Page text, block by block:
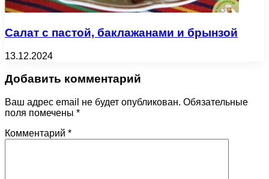
Салат с пастой, баклажанами и брынзой
13.12.2024
Добавить комментарий
Ваш адрес email не будет опубликован. Обязательные
поля помечены *
Комментарий *